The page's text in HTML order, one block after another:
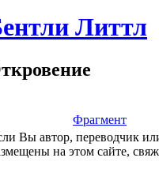
Литтл
Фрагмент
Вы автор, переводчик
на этом сайте,